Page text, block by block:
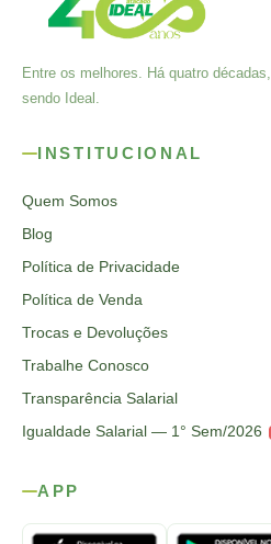
Entre os melhores. Há quatro décadas,
sendo Ideal.
INSTITUCIONAL
Quem Somos
Blog
Política de Privacidade
Política de Venda
Trocas e Devoluções
Trabalhe Conosco
Transparência Salarial
Igualdade Salarial — 1° Sem/2026
APP